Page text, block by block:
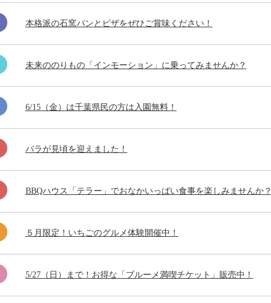
本格派の石窯パンとピザをぜひご賞味ください！
未来ののりもの「インモーション」に乗ってみませんか？
6/15（金）は千葉県民の方は入園無料！
バラが見頃を迎えました！
BBQハウス「テラー」でおなかいっぱい食事を楽しみませんか？
５月限定！いちごのグルメ体験開催中！
5/27（日）まで！お得な「ブルーメ満喫チケット」販売中！